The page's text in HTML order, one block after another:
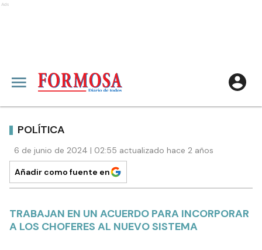
Ads
POLÍTICA
6 de junio de 2024 | 02:55 actualizado hace 2 años
Añadir como fuente en
TRABAJAN EN UN ACUERDO PARA INCORPORAR
A LOS CHOFERES AL NUEVO SISTEMA